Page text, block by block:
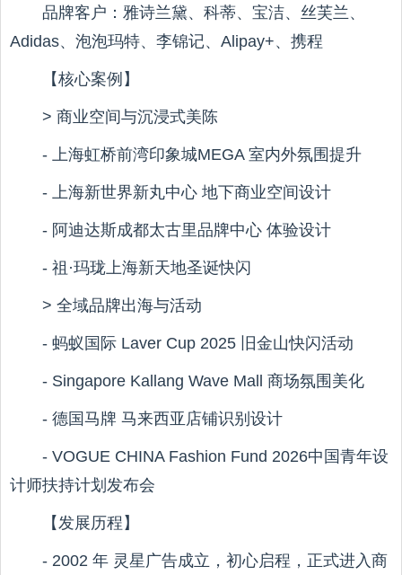
品牌客户：雅诗兰黛、科蒂、宝洁、丝芙兰、
Adidas、泡泡玛特、李锦记、Alipay+、携程
【核心案例】
> 商业空间与沉浸式美陈
- 上海虹桥前湾印象城MEGA 室内外氛围提升
- 上海新世界新丸中心 地下商业空间设计
- 阿迪达斯成都太古里品牌中心 体验设计
- 祖·玛珑上海新天地圣诞快闪
> 全域品牌出海与活动
- 蚂蚁国际 Laver Cup 2025 旧金山快闪活动
- Singapore Kallang Wave Mall 商场氛围美化
- 德国马牌 马来西亚店铺识别设计
- VOGUE CHINA Fashion Fund 2026中国青年设
计师扶持计划发布会
【发展历程】
- 2002 年 灵星广告成立，初心启程，正式进入商